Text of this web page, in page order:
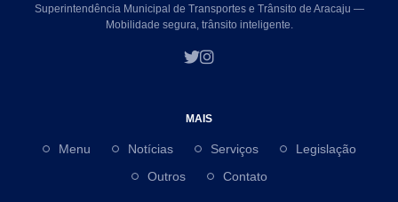
Superintendência Municipal de Transportes e Trânsito de Aracaju —
Mobilidade segura, trânsito inteligente.
MAIS
Menu Notícias Serviços
Legislação
Outros
Contato